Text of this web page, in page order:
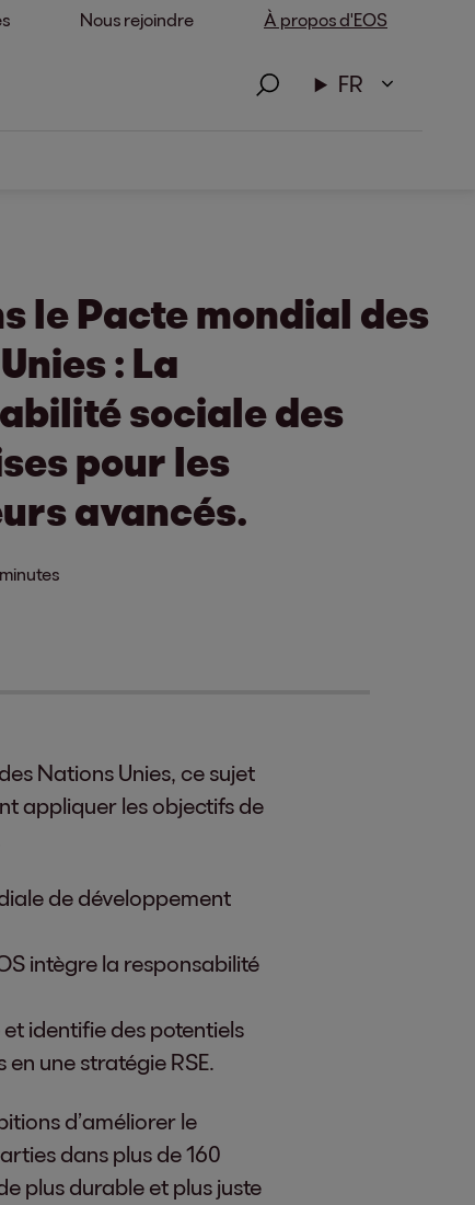
Nous rejoindre À propos d'EOS
FR
le Pacte mondial des
: La
sociale des
pour les
avancés.
Nations Unies, ce sujet
appliquer les objectifs de
de développement
intègre la responsabilité
identifie des potentiels
une stratégie RSE.
d’améliorer le
dans plus de 160
plus durable et plus juste